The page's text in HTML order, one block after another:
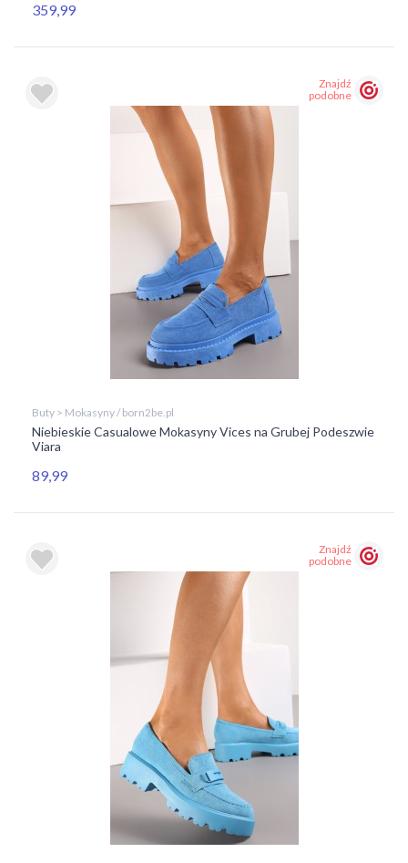
359,99
Znajdź
podobne
Buty > Mokasyny / born2be.pl
Niebieskie Casualowe Mokasyny Vices na Grubej Podeszwie
Viara
89,99
Znajdź
podobne